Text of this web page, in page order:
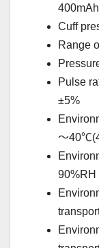
400mAh
Cuff
Range
Pulse
±5%
～
90%RH